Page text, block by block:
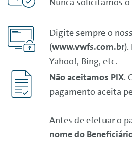
Digite sempre o
(www.vwfs.com.br).
Yahoo!, Bing, etc.
Não aceitamos PIX.
pagamento aceita
Antes de efetuar o
nome do